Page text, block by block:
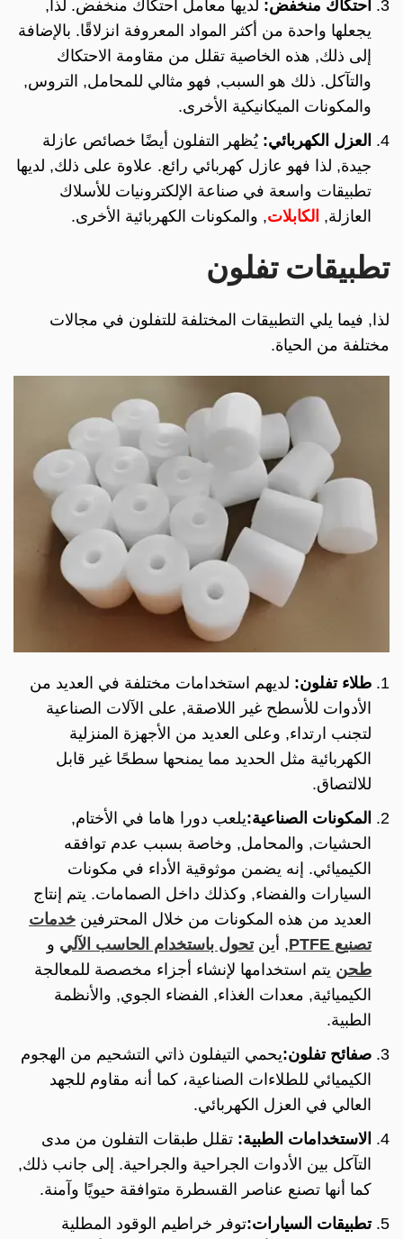
احتكاك منخفض: لديها معامل احتكاك منخفض. لذا,
يجعلها واحدة من أكثر المواد المعروفة انزلاقًا. بالإضافة
إلى ذلك, هذه الخاصية تقلل من مقاومة الاحتكاك
والتآكل. ذلك هو السبب, فهو مثالي للمحامل, التروس,
والمكونات الميكانيكية الأخرى.
العزل الكهربائي: يُظهر التفلون أيضًا خصائص عازلة
جيدة, لذا فهو عازل كهربائي رائع. علاوة على ذلك, لديها
تطبيقات واسعة في صناعة الإلكترونيات للأسلاك
العازلة, الكابلات, والمكونات الكهربائية الأخرى.
تطبيقات تفلون
لذا, فيما يلي التطبيقات المختلفة للتفلون في مجالات
مختلفة من الحياة.
طلاء تفلون: لديهم استخدامات مختلفة في العديد من
الأدوات للأسطح غير اللاصقة, على الآلات الصناعية
لتجنب ارتداء, وعلى العديد من الأجهزة المنزلية
الكهربائية مثل الحديد مما يمنحها سطحًا غير قابل
للالتصاق.
المكونات الصناعية:يلعب دورا هاما في الأختام,
الحشيات, والمحامل, وخاصة بسبب عدم توافقه
الكيميائي. إنه يضمن موثوقية الأداء في مكونات
السيارات والفضاء, وكذلك داخل الصمامات. يتم إنتاج
العديد من هذه المكونات من خلال المحترفين خدمات
تصنيع PTFE
, أينتحول باستخدام الحاسب الآلي و
طحن يتم استخدامها لإنشاء أجزاء مخصصة للمعالجة
الكيميائية, معدات الغذاء, الفضاء الجوي, والأنظمة
الطبية.
صفائح تفلون:يحمي التيفلون ذاتي التشحيم من الهجوم
الكيميائي للطلاءات الصناعية، كما أنه مقاوم للجهد
العالي في العزل الكهربائي.
الاستخدامات الطبية: تقلل طبقات التفلون من مدى
التآكل بين الأدوات الجراحية والجراحية. إلى جانب ذلك,
كما أنها تصنع عناصر القسطرة متوافقة حيويًا وآمنة.
تطبيقات السيارات:توفر خراطيم الوقود المطلية